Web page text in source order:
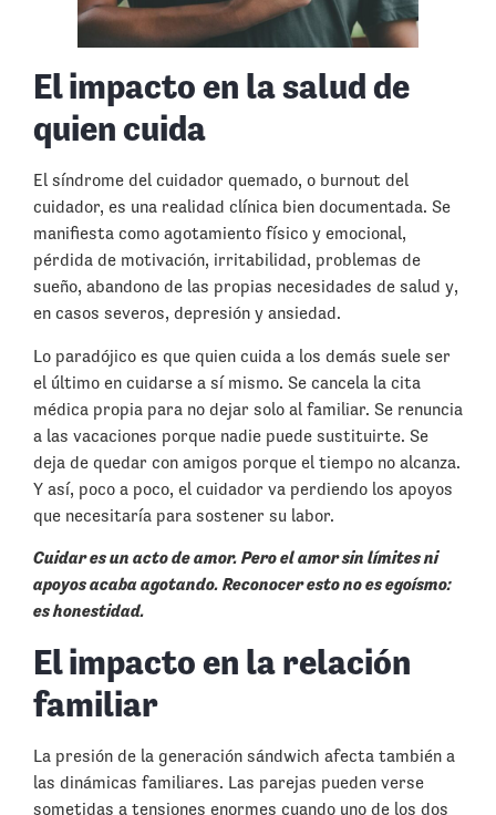
El impacto en la salud de
quien cuida
El síndrome del cuidador quemado, o burnout del
cuidador, es una realidad clínica bien documentada. Se
manifiesta como agotamiento físico y emocional,
pérdida de motivación, irritabilidad, problemas de
sueño, abandono de las propias necesidades de salud y,
en casos severos, depresión y ansiedad.
Lo paradójico es que quien cuida a los demás suele ser
el último en cuidarse a sí mismo. Se cancela la cita
médica propia para no dejar solo al familiar. Se renuncia
a las vacaciones porque nadie puede sustituirte. Se
deja de quedar con amigos porque el tiempo no alcanza.
Y así, poco a poco, el cuidador va perdiendo los apoyos
que necesitaría para sostener su labor.
Cuidar es un acto de amor. Pero el amor sin límites ni
apoyos acaba agotando. Reconocer esto no es egoísmo:
es honestidad.
El impacto en la relación
familiar
La presión de la generación sándwich afecta también a
las dinámicas familiares. Las parejas pueden verse
sometidas a tensiones enormes cuando uno de los dos